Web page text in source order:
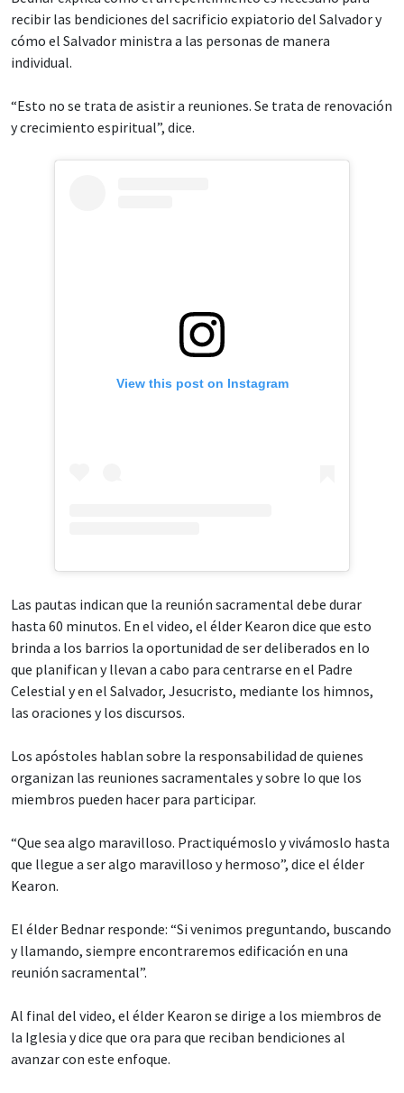
recibir las bendiciones del sacrificio expiatorio del Salvador y
cómo el Salvador ministra a las personas de manera
individual.
“Esto no se trata de asistir a reuniones. Se trata de renovación
y crecimiento espiritual”, dice.
View this post on Instagram
Las pautas indican que la reunión sacramental debe durar
hasta 60 minutos. En el video, el élder Kearon dice que esto
brinda a los barrios la oportunidad de ser deliberados en lo
que planifican y llevan a cabo para centrarse en el Padre
Celestial y en el Salvador, Jesucristo, mediante los himnos,
las oraciones y los discursos.
Los apóstoles hablan sobre la responsabilidad de quienes
organizan las reuniones sacramentales y sobre lo que los
miembros pueden hacer para participar.
“Que sea algo maravilloso. Practiquémoslo y vivámoslo hasta
que llegue a ser algo maravilloso y hermoso”, dice el élder
Kearon.
El élder Bednar responde: “Si venimos preguntando, buscando
y llamando, siempre encontraremos edificación en una
reunión sacramental”.
Al final del video, el élder Kearon se dirige a los miembros de
la Iglesia y dice que ora para que reciban bendiciones al
avanzar con este enfoque.